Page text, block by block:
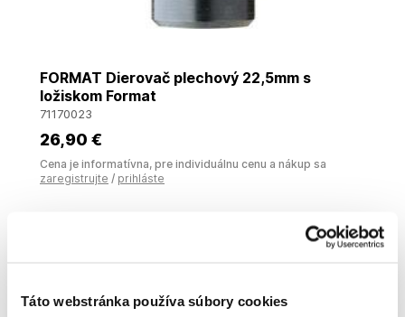
Táto webstránka používa súbory cookies
FORMAT Dierovač plechový 22,5mm s
ložiskom Format
71170023
26,90 €
Cena je informatívna, pre individuálnu cenu a nákup sa
zaregistrujte / prihláste